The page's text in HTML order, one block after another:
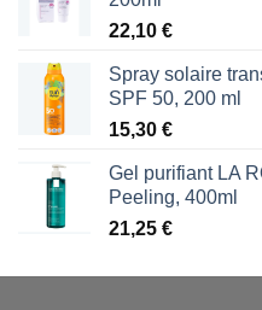
22,10 €
Spray solaire
SPF 50, 200 ml
15,30 €
Gel purifiant LA
Peeling, 400ml
21,25 €